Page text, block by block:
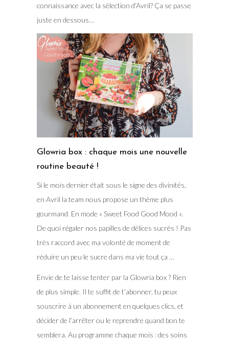
connaissance avec la sélection d’Avril? Ça se passe
juste en dessous…
Glowria box : chaque mois une nouvelle
routine beauté !
Si le mois dernier était sous le signe des divinités,
en Avril la team nous propose un thème plus
gourmand. En mode « Sweet Food Good Mood ».
De quoi régaler nos papilles de délices sucrés ! Pas
très raccord avec ma volonté de moment de
réduire un peu le sucre dans ma vie tout ça …
Envie de te laisse tenter par la Glowria box ? Rien
de plus simple. Il te suffit de t’abonner, tu peux
souscrire à un abonnement en quelques clics, et
décider de l’arrêter ou le reprendre quand bon te
semblera. Au programme chaque mois : des soins